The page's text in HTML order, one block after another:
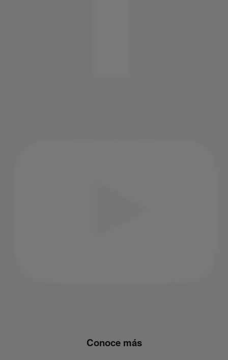
Conoce más